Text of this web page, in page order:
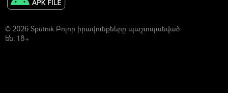
© 2026 Sputnik Բոլոր իրավունքները պաշտպանված
են. 18+